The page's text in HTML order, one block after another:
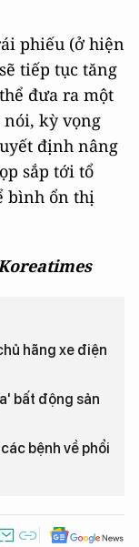
phiếu (ở hiện
tiếp tục tăng
đưa ra một
nói, kỳ vọng
định nâng
sắp tới tổ
bình ổn thị
hãng xe điện
bất động sản
bệnh về phổi